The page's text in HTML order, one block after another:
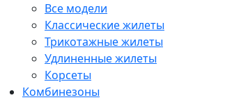
Все модели
Классические жилеты
Трикотажные жилеты
Удлиненные жилеты
Корсеты
Комбинезоны